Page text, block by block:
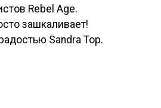
Rebel Age.
зашкаливает!
Sandra Top.